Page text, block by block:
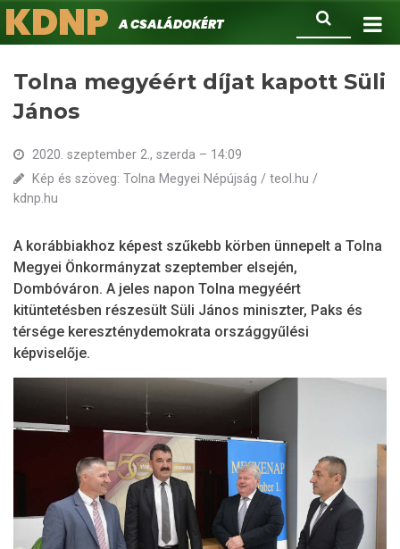
Ugrás
a
Keresés
KDNPA családokért.
Tolna megyéért díjat kapott Süli
János
2020. szeptember 2., szerda – 14:09
Kép és szöveg: Tolna Megyei Népújság / teol.hu /
kdnp.hu
A korábbiakhoz képest szűkebb körben ünnepelt a Tolna
Megyei Önkormányzat szeptember elsején,
Dombóváron. A jeles napon Tolna megyéért
kitüntetésben részesült Süli János miniszter, Paks és
térsége kereszténydemokrata országgyűlési
képviselője.